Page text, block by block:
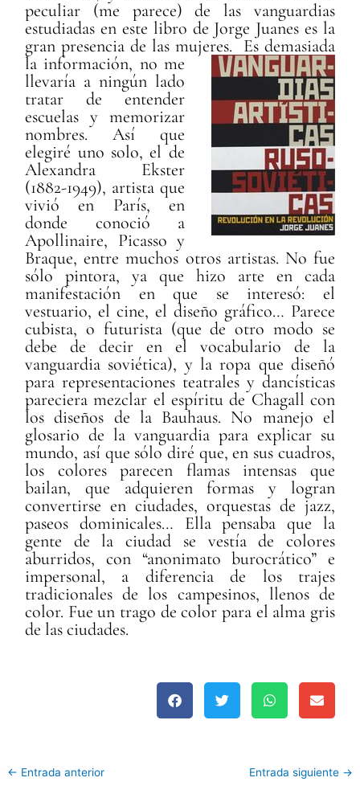
peculiar (me parece) de las vanguardias
estudiadas en este libro de Jorge Juanes es la
gran presencia de las mujeres.Es demasiada
la información, no me
llevaría a ningún lado
tratar de entender
escuelas y memorizar
nombres. Así que
elegiré uno solo, el de
Alexandra Ekster
(1882-1949), artista que
vivió en París, en
donde conoció a
Apollinaire, Picasso y
Braque, entre muchos otros artistas. No fue
sólo pintora, ya que hizo arte en cada
manifestación en que se interesó: el
vestuario, el cine, el diseño gráfico… Parece
cubista, o futurista (que de otro modo se
debe de decir en el vocabulario de la
vanguardia soviética), y la ropa que diseñó
para representaciones teatrales y dancísticas
pareciera mezclar el espíritu de Chagall con
los diseños de la Bauhaus. No manejo el
glosario de la vanguardia para explicar su
mundo, así que sólo diré que, en sus cuadros,
los colores parecen flamas intensas que
bailan, que adquieren formas y logran
convertirse en ciudades, orquestas de jazz,
paseos dominicales… Ella pensaba que la
gente de la ciudad se vestía de colores
aburridos, con “anonimato burocrático” e
impersonal, a diferencia de los trajes
tradicionales de los campesinos, llenos de
color. Fue un trago de color para el alma gris
de las ciudades.
← Entrada anterior Entrada siguiente →